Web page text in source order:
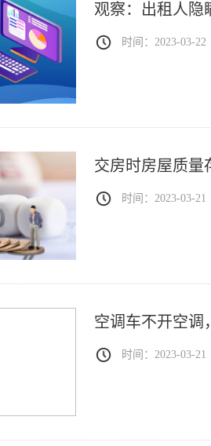
观察：出租人隐
时间：2023-03-22
交房时房屋质量
时间：2023-03-21
空调车不开空调
时间：2023-03-21